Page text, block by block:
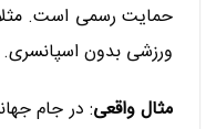
حمایت رسمی است.
ورزشی بدون اسپانسری.
مثال واقعی